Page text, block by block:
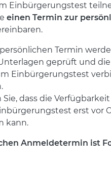
Einbürgerungstest
einen Termin zur
Termin
geprüft und die
Einbürgerungstest
dass die
erst vor
kann.
Anmeldetermin ist